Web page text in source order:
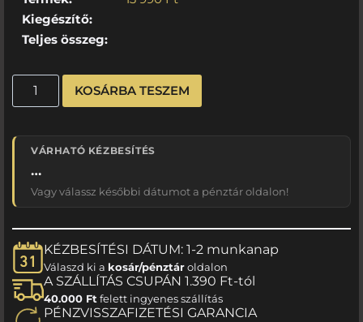
Kiegészítő:
Teljes összeg:
KOSÁRBA TESZEM
VÁRHATÓ KÉZBESÍTÉS
…
Vagy válassz későbbi dátumot a pénztár oldalon!
KÉZBESÍTÉSI DÁTUM: 1-2 munkanap
Válaszd ki a kosár/pénztároldalon
A SZÁLLÍTÁS CSUPÁN 1.390 Ft-tól
40.000 Ft felett ingyenes szállítás
PÉNZVISSZAFIZETÉSI GARANCIA